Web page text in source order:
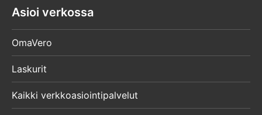
Asioi verkossa
OmaVero
Laskurit
Kaikki verkkoasiointipalvelut